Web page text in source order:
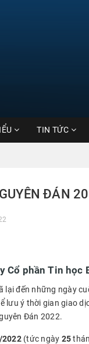
TIN TỨC
ĐÁN
Cổ phần Tin học
đến những ngày
lưu ý thời gian giao
Đán 2022.
(tức ngày 25